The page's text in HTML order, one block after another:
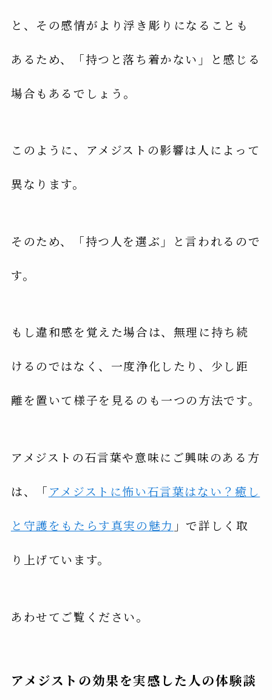
と、その感情がより浮き彫りになることも
あるため、「持つと落ち着かない」と感じる
場合もあるでしょう。
このように、アメジストの影響は人によって
異なります。
そのため、「持つ人を選ぶ」と言われるので
す。
もし違和感を覚えた場合は、無理に持ち続
けるのではなく、一度浄化したり、少し距
離を置いて様子を見るのも一つの方法です。
アメジストの石言葉や意味にご興味のある方
は、「アメジストに怖い石言葉はない？癒し
と守護をもたらす真実の魅力 」で詳しく取
り上げています。
あわせてご覧ください。
アメジストの効果を実感した人の体験談